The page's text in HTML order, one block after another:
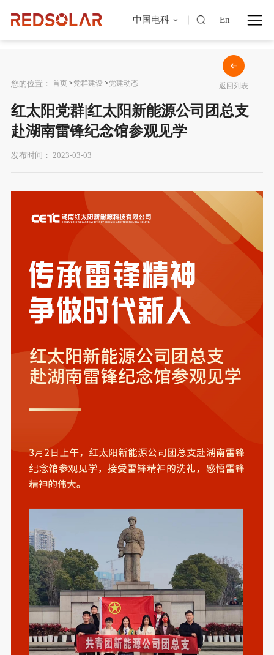
中国电科 En
返回列表
您的位置： 首页 >党群建设 >党建动态
红太阳党群|红太阳新能源公司团总支
赴湖南雷锋纪念馆参观见学
发布时间： 2023-03-03